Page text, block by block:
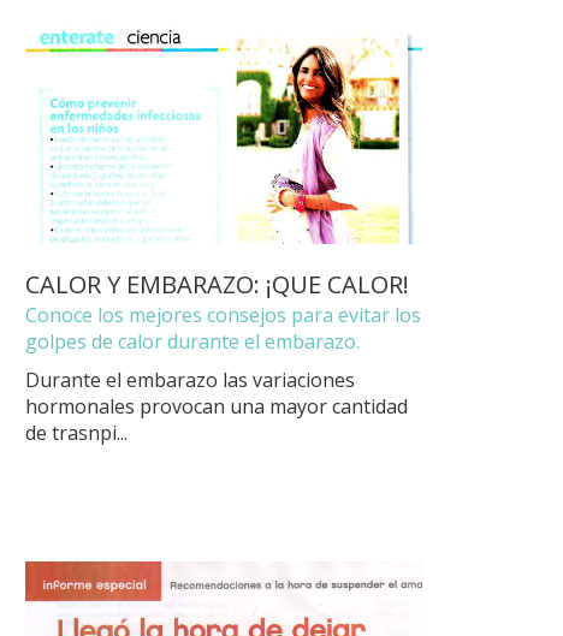
CALOR Y EMBARAZO: ¡QUE CALOR!
Conoce los mejores consejos para evitar los
golpes de calor durante el embarazo.
Durante el embarazo las variaciones
hormonales provocan una mayor cantidad
de trasnpi...